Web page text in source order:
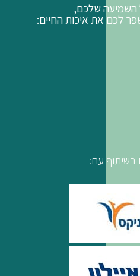
השמיעה שלכם,
לכם את איכות החיים:
בשיתוף עם: